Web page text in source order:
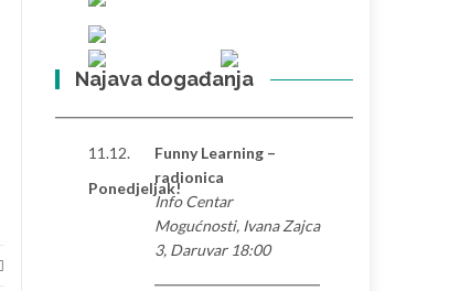
značajno vrijeme u Hrvatskoj i
Turskoj, primijetio sam
Volontiranje Pročitaj više...
Najava događanja
11.12.
Ponedjeljak!
Funny Learning –
radionica
Info Centar
Mogućnosti, Ivana Zajca
3, Daruvar 18:00